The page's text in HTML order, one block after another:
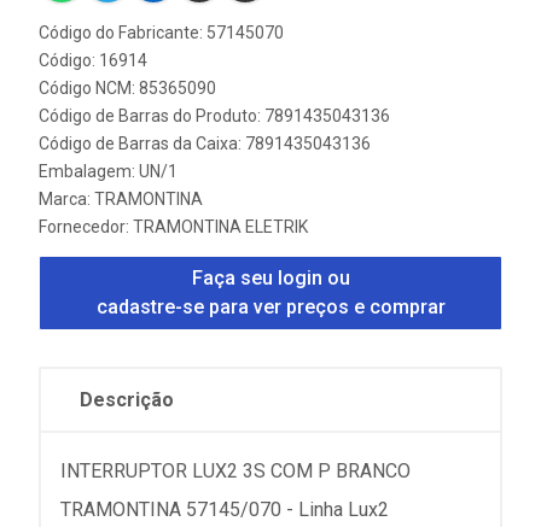
Código do Fabricante: 57145070
Código: 16914
Código NCM: 85365090
Código de Barras do Produto: 7891435043136
Código de Barras da Caixa: 7891435043136
Embalagem: UN/1
Marca: TRAMONTINA
Fornecedor: TRAMONTINA ELETRIK
Faça seu login ou
cadastre-se para ver preços e comprar
Descrição
INTERRUPTOR LUX2 3S COM P BRANCO
TRAMONTINA 57145/070 - Linha Lux2